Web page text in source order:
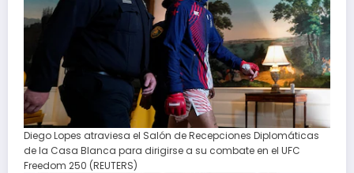
Diego Lopes atraviesa el Salón de Recepciones Diplomáticas
de la Casa Blanca para dirigirse a su combate en el UFC
Freedom 250 (REUTERS)